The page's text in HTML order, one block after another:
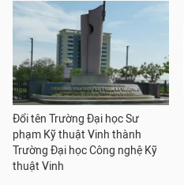
Đổi tên Trường Đại học Sư
phạm Kỹ thuật Vinh thành
Trường Đại học Công nghệ Kỹ
thuật Vinh